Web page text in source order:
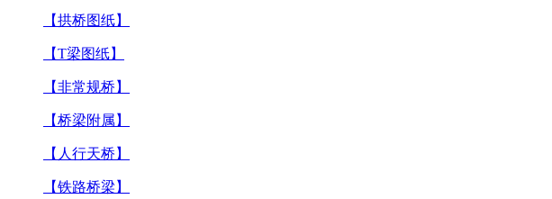
【拱桥图纸】
【T梁图纸】
【非常规桥】
【桥梁附属】
【人行天桥】
【铁路桥梁】